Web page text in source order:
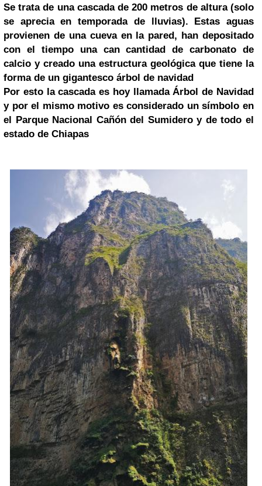
Se trata de una cascada de 200 metros de altura (solo
se aprecia en temporada de lluvias). Estas aguas
provienen de una cueva en la pared, han depositado
con el tiempo una can cantidad de carbonato de
calcio y creado una estructura geológica que tiene la
forma de un gigantesco árbol de navidad
Por esto la cascada es hoy llamada Árbol de Navidad
y por el mismo motivo es considerado un símbolo en
el Parque Nacional Cañón del Sumidero y de todo el
estado de Chiapas